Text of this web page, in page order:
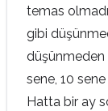
temas
gibi
düşünmeden
sene, 10
Hatta bir ay